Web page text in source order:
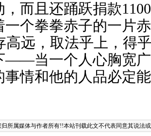
，而且还踊跃捐款
一个拳拳赤子的一片
远，取法乎上，得
——当一个人心胸宽
事情和他的人品必定
所属媒体与作者所有!!本站刊载此文不代表同意其说法